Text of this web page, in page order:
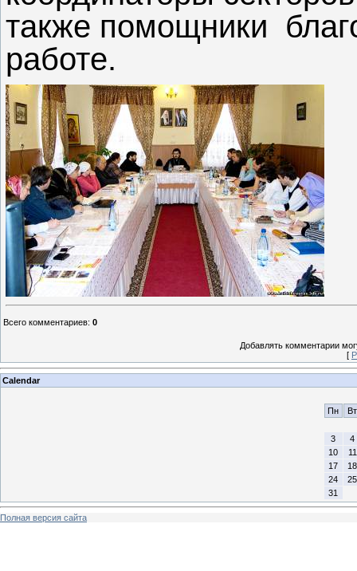
также помощники
работе.
Всего комментариев: 0
Добавлять комментарии
[
Calendar
Пн Вт
3
4
10
11
17
18
24
25
31
Полная версия сайта